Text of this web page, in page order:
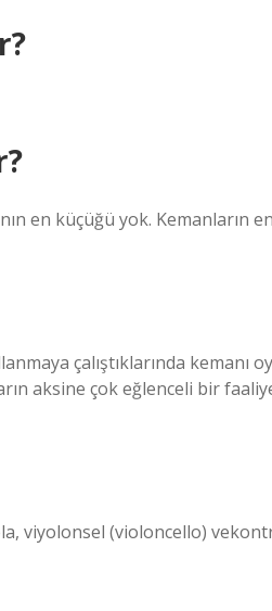
en küçüğü yok. Kemanların
çalıştıklarında kemanı
aksine çok eğlenceli bir
viyolonsel (violoncello)